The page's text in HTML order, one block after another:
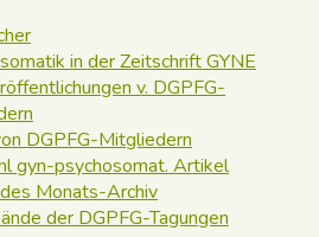
in der Zeitschrift GYNE
v. DGPFG-
DGPFG-Mitgliedern
gyn-psychosomat. Artikel
Monats-Archiv
der DGPFG-Tagungen